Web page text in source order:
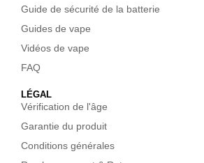
Guide de sécurité de la batterie
Guides de vape
Vidéos de vape
FAQ
LÉGAL
Vérification de l'âge
Garantie du produit
Conditions générales